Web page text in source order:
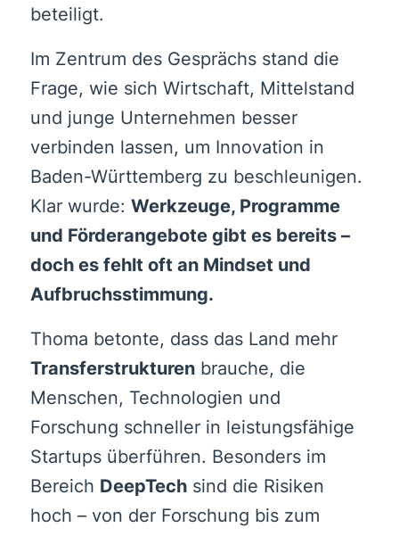
beteiligt.
Im Zentrum des Gesprächs stand die
Frage, wie sich Wirtschaft, Mittelstand
und junge Unternehmen besser
verbinden lassen, um Innovation in
Baden-Württemberg zu beschleunigen.
Klar wurde: Werkzeuge, Programme
und Förderangebote gibt es bereits –
doch es fehlt oft an Mindset und
Aufbruchsstimmung.
Thoma betonte, dass das Land mehr
Transferstrukturenbrauche, die
Menschen, Technologien und
Forschung schneller in leistungsfähige
Startups überführen. Besonders im
Bereich DeepTechsind die Risiken
hoch – von der Forschung bis zum